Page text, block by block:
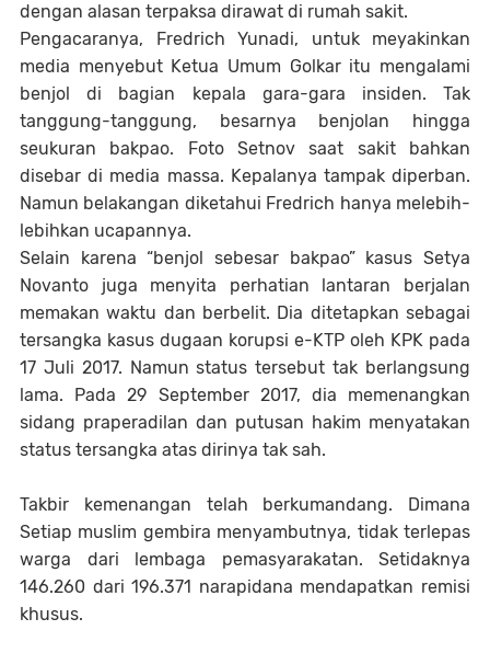
dengan alasan terpaksa dirawat di rumah sakit.
Pengacaranya, Fredrich Yunadi, untuk meyakinkan
media menyebut Ketua Umum Golkar itu mengalami
benjol di bagian kepala gara-gara insiden. Tak
tanggung-tanggung, besarnya benjolan hingga
seukuran bakpao. Foto Setnov saat sakit bahkan
disebar di media massa. Kepalanya tampak diperban.
Namun belakangan diketahui Fredrich hanya melebih-
lebihkan ucapannya.
Selain karena “benjol sebesar bakpao” kasus Setya
Novanto juga menyita perhatian lantaran berjalan
memakan waktu dan berbelit. Dia ditetapkan sebagai
tersangka kasus dugaan korupsi e-KTP oleh KPK pada
17 Juli 2017. Namun status tersebut tak berlangsung
lama. Pada 29 September 2017, dia memenangkan
sidang praperadilan dan putusan hakim menyatakan
status tersangka atas dirinya tak sah.
Takbir kemenangan telah berkumandang. Dimana
Setiap muslim gembira menyambutnya, tidak terlepas
warga dari lembaga pemasyarakatan. Setidaknya
146.260 dari 196.371 narapidana mendapatkan remisi
khusus.